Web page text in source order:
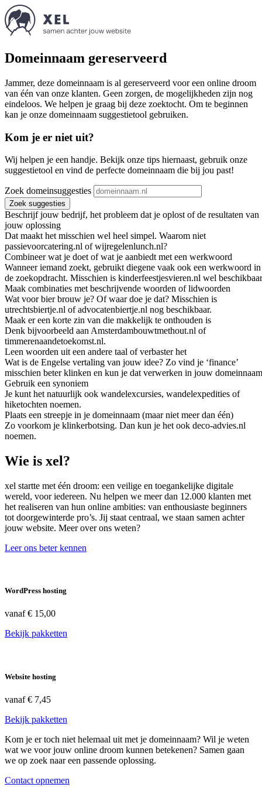
Domeinnaam gereserveerd
Jammer, deze domeinnaam is al gereserveerd voor een online droom
van één van onze klanten. Geen zorgen, de mogelijkheden zijn nog
eindeloos. We helpen je graag bij deze zoektocht. Om te beginnen
kan je onze domeinnaam suggestietool gebruiken.
Kom je er niet uit?
Wij helpen je een handje. Bekijk onze tips hiernaast, gebruik onze
suggestietool en vind de perfecte domeinnaam die bij jou past!
Zoek domeinsuggesties
Zoek suggesties
Beschrijf jouw bedrijf, het probleem dat je oplost of de resultaten van
jouw oplossing
Dat maakt het misschien wel heel simpel. Waarom niet
passievoorcatering.nl of wijregelenlunch.nl?
Combineer wat je doet of wat je aanbiedt met een werkwoord
Wanneer iemand zoekt, gebruikt diegene vaak ook een werkwoord in
de zoekopdracht. Misschien is kinderfeestjesvieren.nl wel
Maak combinaties met beschrijvende woorden of lidwoorden
Wat voor bier brouw je? Of waar doe je dat? Misschien is
utrechtsbiertje.nl of advocatenbiertje.nl nog beschikbaar.
Maak er een korte zin van die makkelijk te onthouden is
Denk bijvoorbeeld aan Amsterdambouwtmethout.nl of
timmerenaandetoekomst.nl.
Leen woorden uit een andere taal of verbaster het
Wat is de Engelse vertaling van jouw idee? Zo vind je ‘finance’
misschien beter klinken en kun je dat verwerken in jouw
Gebruik een synoniem
Je kunt het natuurlijk ook wandelexcursies, wandelexpedities of
hiketochten noemen.
Plaats een streepje in je domeinnaam (maar niet meer dan één)
Zo voorkom je klinkerbotsing. Dan kun je het ook deco-advies.nl
noemen.
Wie is xel?
xel startte met één droom: een veilige en toegankelijke digitale
wereld, voor iedereen. Nu helpen we meer dan 12.000 klanten met
het realiseren van hun online ambities: van enthousiaste beginners
tot doorgewinterde pro’s. Jij staat centraal, we staan samen achter
jouw website. Meer over ons weten?
Leer ons beter kennen
WordPress hosting
vanaf€ 15,00
Bekijk pakketten
Website hosting
vanaf€ 7,45
Bekijk pakketten
Kom je er toch niet helemaal uit met je domeinnaam? Wil je weten
wat we voor jouw online droom kunnen betekenen? Samen gaan
we op zoek naar een passende oplossing.
Contact opnemen